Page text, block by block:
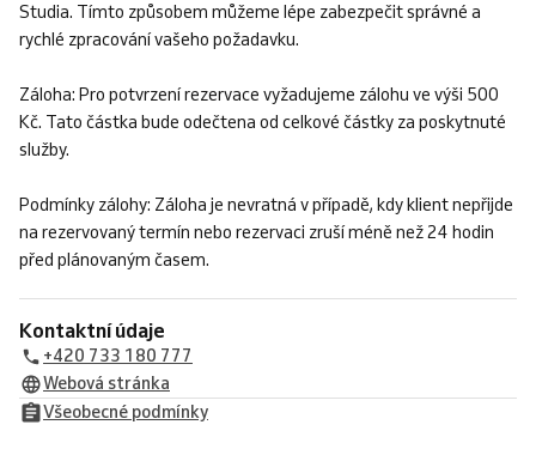
Studia. Tímto způsobem můžeme lépe zabezpečit správné a
rychlé zpracování vašeho požadavku.
Záloha: Pro potvrzení rezervace vyžadujeme zálohu ve výši 500
Kč. Tato částka bude odečtena od celkové částky za poskytnuté
služby.
Podmínky zálohy: Záloha je nevratná v případě, kdy klient nepřijde
na rezervovaný termín nebo rezervaci zruší méně než 24 hodin
před plánovaným časem.
Kontaktní údaje
+420 733 180 777
Webová stránka
Všeobecné podmínky